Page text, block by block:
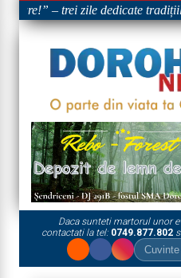
– trei zile dedicate
Daca sunteti martorul unor
contactati la tel: 0749.877.802